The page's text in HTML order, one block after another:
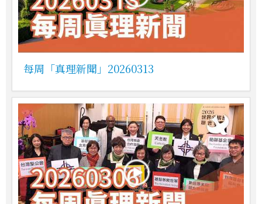
每周「真理新聞」20260313